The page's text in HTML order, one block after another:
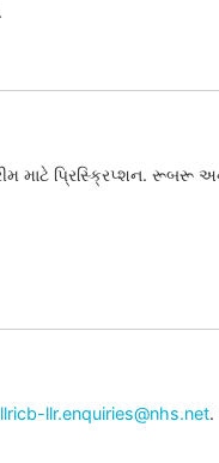
માટે પ્રિસ્ક્રિપ્શન. રૂબરૂ
llricb-llr.enquiries@nhs.net